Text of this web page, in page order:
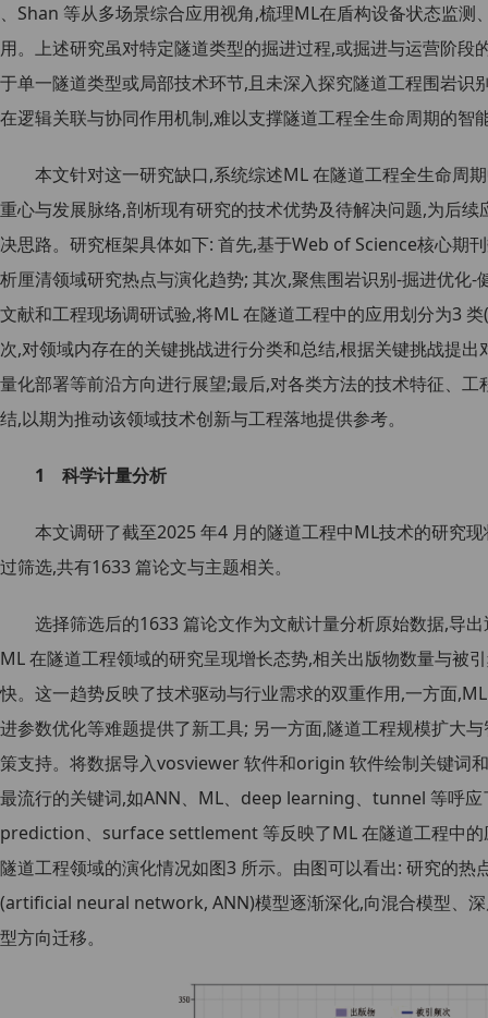
、Shan 等从多场景综合应用视角,梳理ML在盾构设备状态监测
用。上述研究虽对特定隧道类型的掘进过程,或掘进与运营阶段
于单一隧道类型或局部技术环节,且未深入探究隧道工程围岩识
在逻辑关联与协同作用机制,难以支撑隧道工程全生命周期的智
本文针对这一研究缺口,系统综述ML 在隧道工程全生命周
重心与发展脉络,剖析现有研究的技术优势及待解决问题,为后
决思路。研究框架具体如下: 首先,基于Web of Science核心期
析厘清领域研究热点与演化趋势; 其次,聚焦围岩识别-掘进优化
文献和工程现场调研试验,将ML 在隧道工程中的应用划分为3
次,对领域内存在的关键挑战进行分类和总结,根据关键挑战提
量化部署等前沿方向进行展望;最后,对各类方法的技术特征、
结,以期为推动该领域技术创新与工程落地提供参考。
1 科学计量分析
本文调研了截至2025 年4 月的隧道工程中ML技术的研究
过筛选,共有1633 篇论文与主题相关。
选择筛选后的1633 篇论文作为文献计量分析原始数据,导
ML 在隧道工程领域的研究呈现增长态势,相关出版物数量与被
快。这一趋势反映了技术驱动与行业需求的双重作用,一方面
进参数优化等难题提供了新工具; 另一方面,隧道工程规模扩大
策支持。将数据导入vosviewer 软件和origin 软件绘制关键词
最流行的关键词,如ANN、ML、deep learning、tunnel 等呼应
prediction、surface settlement 等反映了ML 在隧道工程中的
隧道工程领域的演化情况如图3 所示。由图可以看出: 研究的热
(artificial neural network, ANN)模型逐渐深化,向混合模型、
型方向迁移。